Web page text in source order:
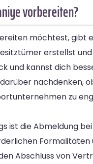
vorbereiten?
möchtest,
erstellst
und kannst dich
nachdenken,
zu
ist die Abmeldung
Formalitäten
Abschluss von